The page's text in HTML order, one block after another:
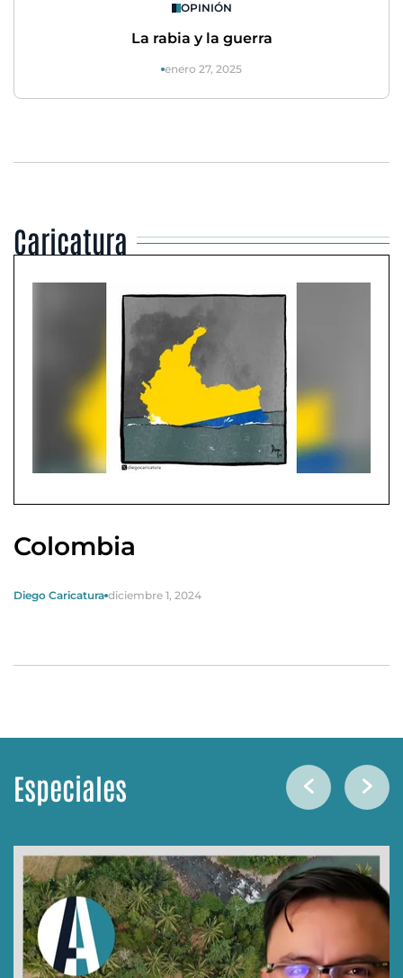
OPINIÓN
La rabia y la guerra
enero 27, 2025
Caricatura
Colombia
Diego Caricatura diciembre 1, 2024
Especiales